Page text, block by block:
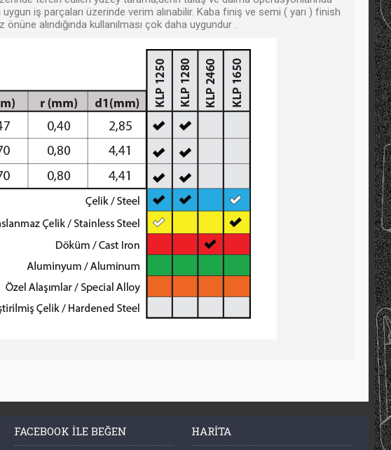
iş parçaları üzerinde verim alınabilir. Kaba finiş ve semi ( yarı ) finish
alındığında kullanılması çok daha uygundur .
FACEBOOK ILE BEĞEN HARITA